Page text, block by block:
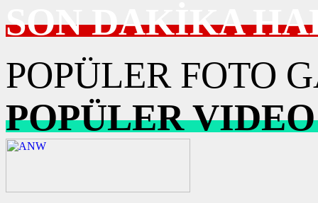
SON DAKİKA
POPÜLER FOTO
POPÜLER